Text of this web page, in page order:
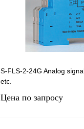
В избранное
S-FLS-2-24G Analog
etc.
Цена по запросу